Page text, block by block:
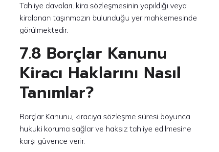
Tahliye davaları, kira sözleşmesinin yapıldığı veya
kiralanan taşınmazın bulunduğu yer mahkemesinde
görülmektedir.
7.8 Borçlar Kanunu
Kiracı Haklarını Nasıl
Tanımlar?
Borçlar Kanunu, kiracıya sözleşme süresi boyunca
hukuki koruma sağlar ve haksız tahliye edilmesine
karşı güvence verir.